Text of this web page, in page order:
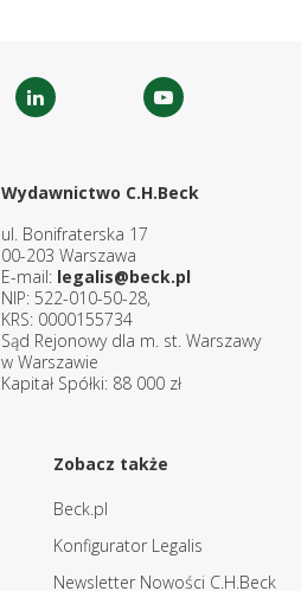
Wydawnictwo C.H.Beck
ul. Bonifraterska 17
00-203 Warszawa
E-mail: legalis@beck.pl
NIP: 522-010-50-28,
KRS: 0000155734
Sąd Rejonowy dla m. st. Warszawy
w Warszawie
Kapitał Spółki: 88 000 zł
Zobacz także
Beck.pl
Konfigurator Legalis
Newsletter Nowości C.H.Beck